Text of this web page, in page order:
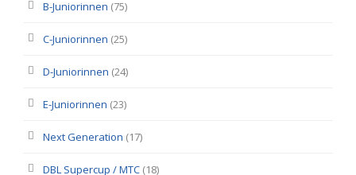
B-Juniorinnen (75)
C-Juniorinnen (25)
D-Juniorinnen (24)
E-Juniorinnen (23)
Next Generation (17)
DBL Supercup / MTC (18)